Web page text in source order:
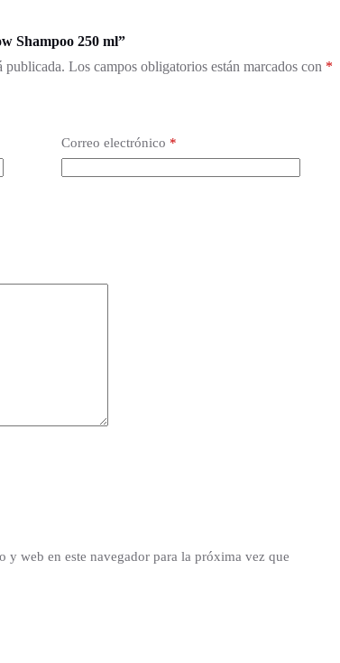
Shampoo 250 ml”
publicada. Los campos obligatorios están marcados con *
Correo electrónico *
y web en este navegador para la próxima vez que